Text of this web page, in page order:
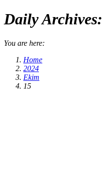
Daily Archives:
You are here:
Home
2024
Ekim
15